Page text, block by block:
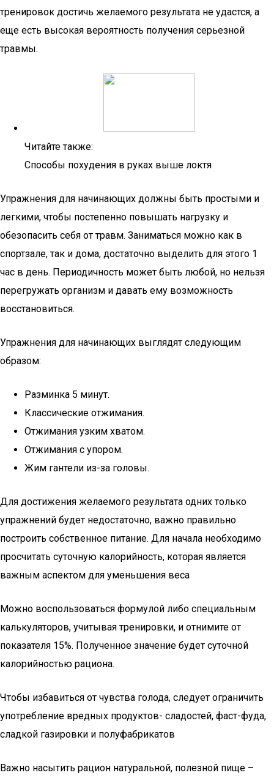
тренировок достичь желаемого результата не удастся, а
еще есть высокая вероятность получения серьезной
травмы.
Читайте также:
Способы похудения в руках выше локтя
Упражнения для начинающих должны быть простыми и
легкими, чтобы постепенно повышать нагрузку и
обезопасить себя от травм. Заниматься можно как в
спортзале, так и дома, достаточно выделить для этого 1
час в день. Периодичность может быть любой, но нельзя
перегружать организм и давать ему возможность
восстановиться.
Упражнения для начинающих выглядят следующим
образом:
Разминка 5 минут.
Классические отжимания.
Отжимания узким хватом.
Отжимания с упором.
Жим гантели из-за головы.
Для достижения желаемого результата одних только
упражнений будет недостаточно, важно правильно
построить собственное питание. Для начала необходимо
просчитать суточную калорийность, которая является
важным аспектом для уменьшения веса
Можно воспользоваться формулой либо специальным
калькуляторов, учитывая тренировки, и отнимите от
показателя 15%. Полученное значение будет суточной
калорийностью рациона.
Чтобы избавиться от чувства голода, следует ограничить
употребление вредных продуктов- сладостей, фаст-фуда,
сладкой газировки и полуфабрикатов
Важно насытить рацион натуральной, полезной пище –